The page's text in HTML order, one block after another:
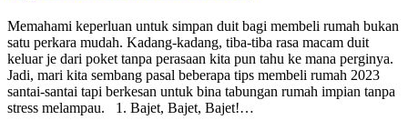
Memahami keperluan untuk simpan duit bagi membeli rumah bukan
satu perkara mudah. Kadang-kadang, tiba-tiba rasa macam duit
keluar je dari poket tanpa perasaan kita pun tahu ke mana perginya.
Jadi, mari kita sembang pasal beberapa tips membeli rumah 2023
santai-santai tapi berkesan untuk bina tabungan rumah impian tanpa
stress melampau. 1. Bajet, Bajet, Bajet!…